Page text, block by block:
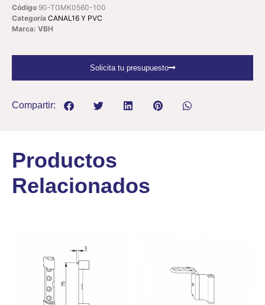
Código 90-TGMK0560-100
Categoría CANAL16 Y PVC
Marca: VBH
Solicita tu presupuesto
Compartir:
Productos
Relacionados